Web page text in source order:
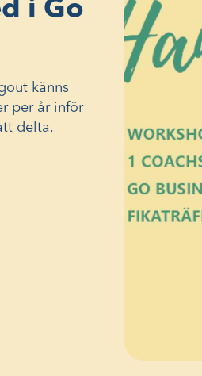
i Go
känns
per år inför
delta.